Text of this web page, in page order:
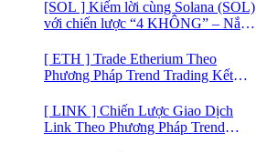
[SOL ] Kiếm lời cùng Solana (SOL)
với chiến lược “4 KHÔNG” – Nắm
lý
[ ETH ] Trade Etherium Theo
Phương Pháp Trend Trading Kết
[ LINK ] Chiến Lược Giao Dịch
Link Theo Phương Pháp Trend